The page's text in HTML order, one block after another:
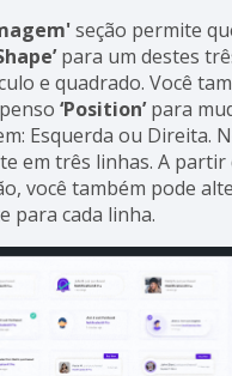
seção permite
para um destes
e quadrado. Você
‘Position’para
Esquerda ou Direita.
em três linhas. A partir
você também pode
para cada linha.